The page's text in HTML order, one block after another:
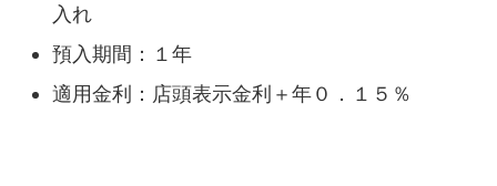
入れ
預入期間：１年
適用金利：店頭表示金利＋年０．１５％